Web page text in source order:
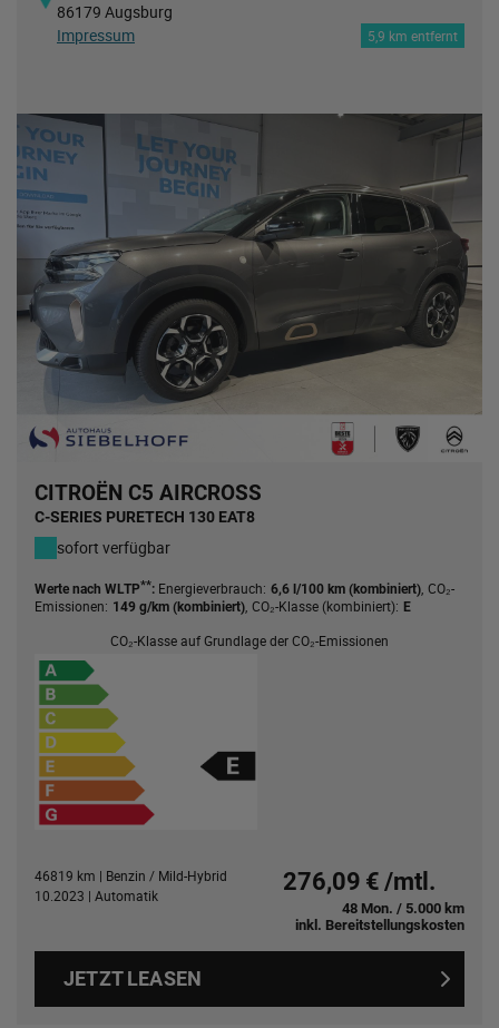
86179 Augsburg
Impressum
5,9 km entfernt
CITROËN C5 AIRCROSS
C-SERIES PURETECH 130 EAT8
sofort verfügbar
Werte nach WLTP**: Energieverbrauch: 6,6 l/100 km (kombiniert) CO₂-
Emissionen: 149 g/km (kombiniert) CO₂-Klasse (kombiniert): E
CO₂-Klasse auf Grundlage der CO₂-Emissionen
46819 km | Benzin / Mild-Hybrid
10.2023 | Automatik
276,09 € /mtl.
48 Mon. / 5.000 km
inkl. Bereitstellungskosten
JETZT LEASEN